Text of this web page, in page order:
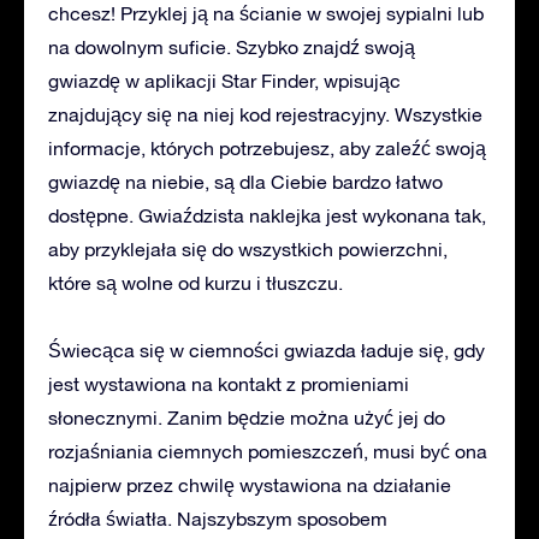
chcesz! Przyklej ją na ścianie w swojej sypialni lub
na dowolnym suficie. Szybko znajdź swoją
gwiazdę w aplikacji Star Finder, wpisując
znajdujący się na niej kod rejestracyjny. Wszystkie
informacje, których potrzebujesz, aby zaleźć swoją
gwiazdę na niebie, są dla Ciebie bardzo łatwo
dostępne. Gwiaździsta naklejka jest wykonana tak,
aby przyklejała się do wszystkich powierzchni,
które są wolne od kurzu i tłuszczu.
Świecąca się w ciemności gwiazda ładuje się, gdy
jest wystawiona na kontakt z promieniami
słonecznymi. Zanim będzie można użyć jej do
rozjaśniania ciemnych pomieszczeń, musi być ona
najpierw przez chwilę wystawiona na działanie
źródła światła. Najszybszym sposobem